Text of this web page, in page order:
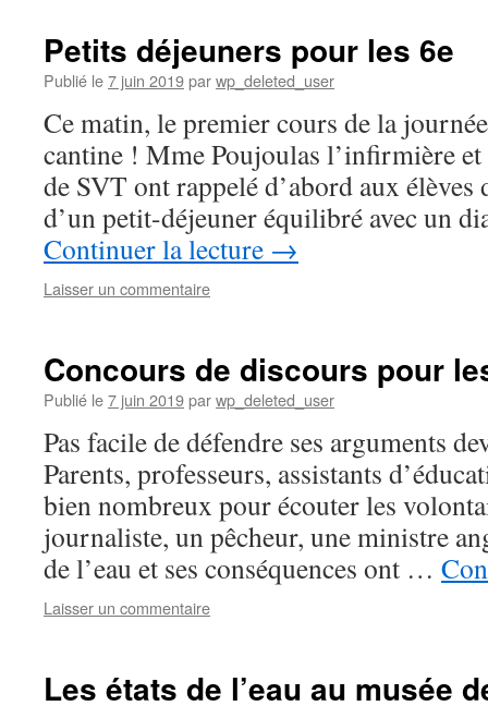
Petits déjeuners pour les 6e
Publié le7 juin 2019parwp_deleted_user
Ce matin, le premier cours de la
cantine ! Mme Poujoulas l’infirmière
de SVT ont rappelé d’abord aux élèves
d’un petit-déjeuner équilibré avec un
Continuer la lecture →
Laisser un commentaire
Concours de discours pour
Publié le7 juin 2019parwp_deleted_user
Pas facile de défendre ses arguments
Parents, professeurs, assistants
bien nombreux pour écouter les
journaliste, un pêcheur, une ministre
de l’eau et ses conséquences ont …
Laisser un commentaire
Les états de l’eau au musée